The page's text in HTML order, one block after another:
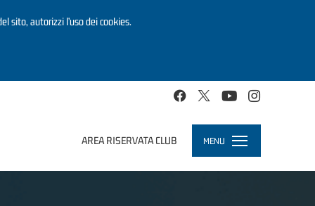
sito, autorizzi l’uso dei cookies.
AREA RISERVATA CLUB MENU
Toggle
navigation